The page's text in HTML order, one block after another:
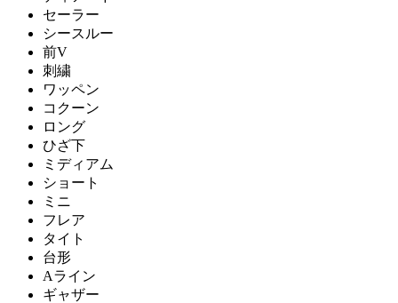
セーラー
シースルー
前V
刺繍
ワッペン
コクーン
ロング
ひざ下
ミディアム
ショート
ミニ
フレア
タイト
台形
Aライン
ギャザー